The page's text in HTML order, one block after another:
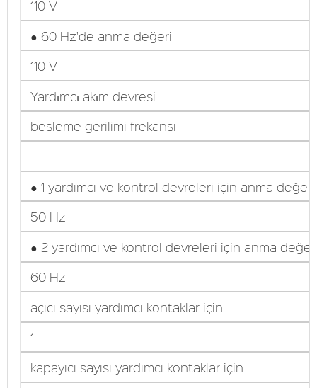
110 V
● 60 Hz'de anma değeri
110 V
Yardιmcι akιm devresi
besleme gerilimi frekansı
● 1 yardımcı ve kontrol devreleri için anma değeri
50 Hz
● 2 yardımcı ve kontrol devreleri için anma
60 Hz
açıcı sayısı yardımcı kontaklar için
1
kapayıcı sayısı yardımcı kontaklar için